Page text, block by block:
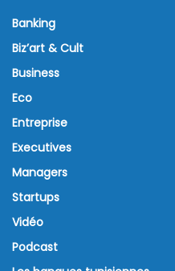
Banking
Biz’art & Cult
Business
Eco
Entreprise
Executives
Managers
Startups
Vidéo
Podcast